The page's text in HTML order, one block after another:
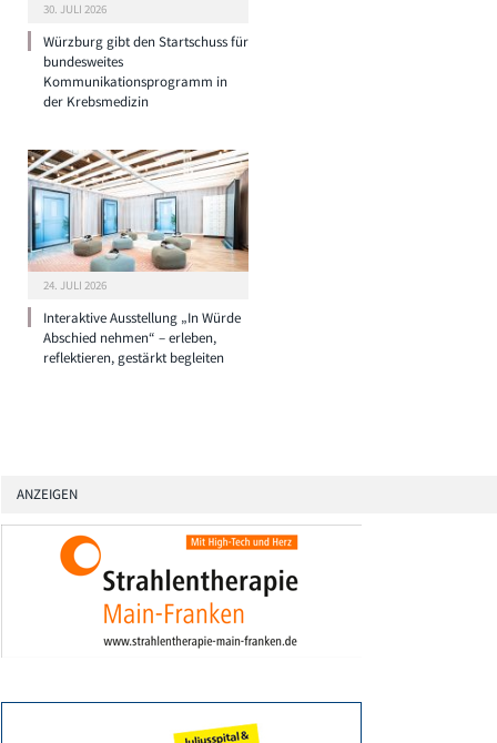
30. JULI 2026
Würzburg gibt den Startschuss für
bundesweites
Kommunikationsprogramm in
der Krebsmedizin
24. JULI 2026
Interaktive Ausstellung „In Würde
Abschied nehmen“ – erleben,
reflektieren, gestärkt begleiten
ANZEIGEN